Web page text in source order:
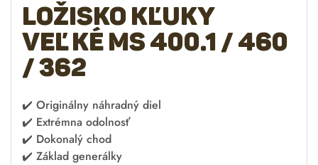
Ložisko kľuky
veľké MS 400.1 / 460
/ 362
✔️ Originálny náhradný diel
✔️ Extrémna odolnosť
✔️ Dokonalý chod
✔️ Základ generálky